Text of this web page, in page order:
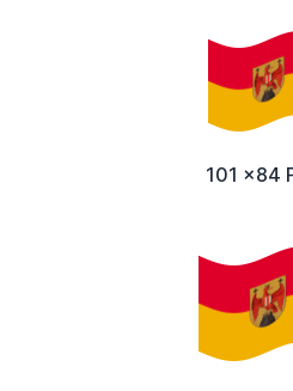
101 x84